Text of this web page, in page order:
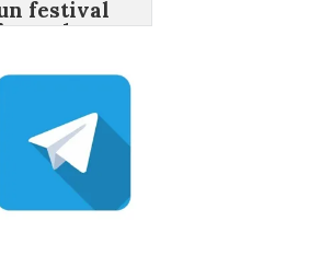
a convertirse
de encuentro,
Romana de
en el que la
grandes